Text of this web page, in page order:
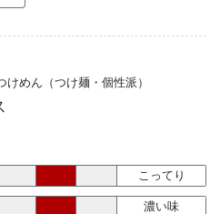
めん（つけ麺・個性派）
こってり
濃い味